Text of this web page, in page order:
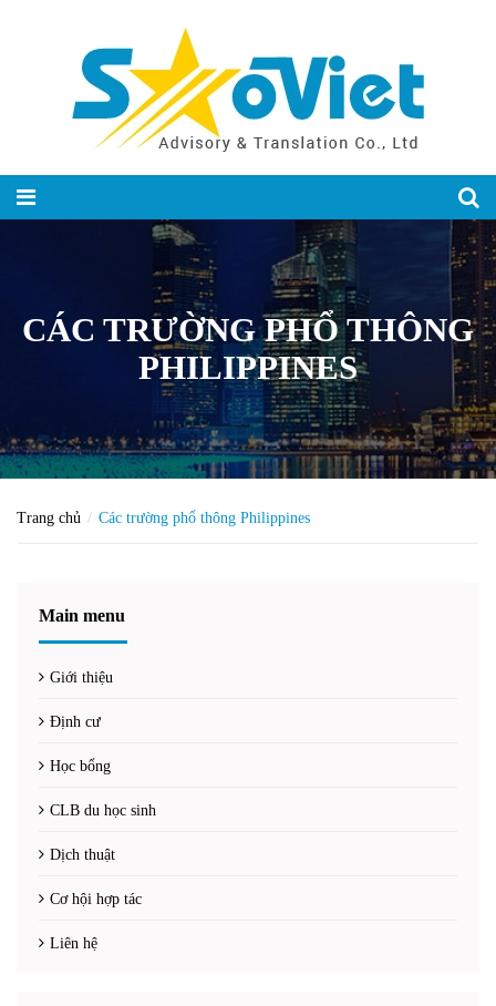
CÁC TRƯỜNG PHỔ THÔNG
PHILIPPINES
Trang chủ Các trường phổ thông Philippines
Main menu
Giới thiệu
Định cư
Học bổng
CLB du học sinh
Dịch thuật
Cơ hội hợp tác
Liên hệ